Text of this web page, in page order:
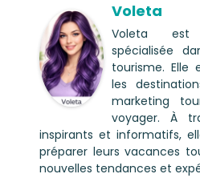
Voleta
Voleta est
spécialisée
tourisme. Elle
les
marketing
voyager. À
inspirants et informatifs,
préparer leurs vacances
nouvelles tendances et